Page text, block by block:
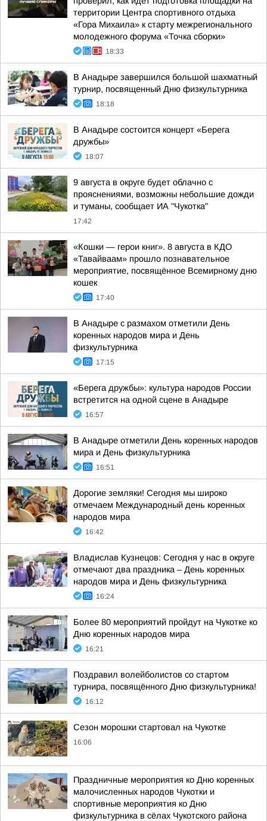
территории Центра спортивного отдыха
«Гора Михаила» к старту межрегионального
молодежного форума «Точка сборки»
18:33
В Анадыре завершился большой шахматный
турнир, посвященный Дню физкультурника
18:18
В Анадыре состоится концерт «Берега
дружбы»
18:07
9 августа в округе будет облачно с
прояснениями, возможны небольшие дожди
и туманы, сообщает ИА "Чукотка"
17:42
«Кошки — герои книг». 8 августа в КДО
«Тавайваам» прошло познавательное
мероприятие, посвящённое Всемирному дню
кошек
17:40
В Анадыре с размахом отметили День
коренных народов мира и День
физкультурника
17:15
«Берега дружбы»: культура народов России
встретится на одной сцене в Анадыре
16:57
В Анадыре отметили День коренных народов
мира и День физкультурника
16:51
Дорогие земляки! Сегодня мы широко
отмечаем Международный день коренных
народов мира
16:42
Владислав Кузнецов: Сегодня у нас в округе
отмечают два праздника – День коренных
народов мира и День физкультурника
16:24
Более 80 мероприятий пройдут на Чукотке ко
Дню коренных народов мира
16:21
Поздравил волейболистов со стартом
турнира, посвящённого Дню физкультурника!
16:12
Сезон морошки стартовал на Чукотке
16:06
Праздничные мероприятия ко Дню коренных
малочисленных народов Чукотки и
спортивные мероприятия ко Дню
физкультурника в сёлах Чукотского района